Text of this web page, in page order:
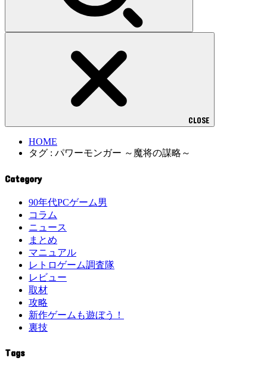
CLOSE
HOME
タグ : パワーモンガー ～魔将の謀略～
Category
90年代PCゲーム男
コラム
ニュース
まとめ
マニュアル
レトロゲーム調査隊
レビュー
取材
攻略
新作ゲームも遊ぼう！
裏技
Tags